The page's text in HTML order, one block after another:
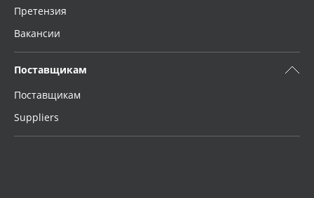
Претензия
Вакансии
Поставщикам
Поставщикам
Suppliers